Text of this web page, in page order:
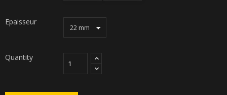
Epaisseur
Quantity